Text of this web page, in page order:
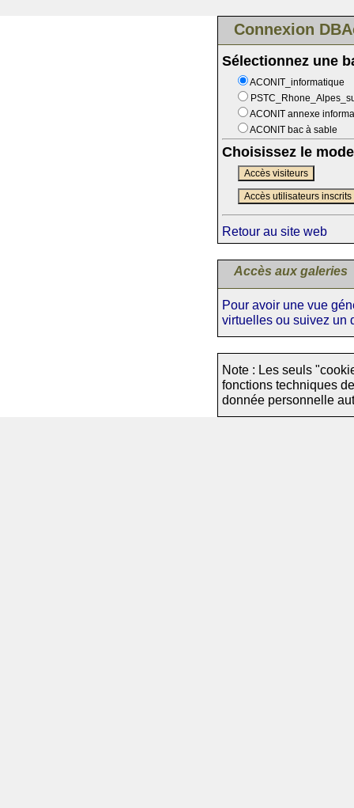
Connexion
Sélectionnez une
ACONIT_informatique
ACONIT annexe
ACONIT bac à sable
Choisissez le
Accès visiteurs
Accès utilisateurs inscrits
Retour au site web
Accès aux galeries
Pour avoir une vue
virtuelles ou suivez un
Note : Les seuls
fonctions techniques
donnée personnelle